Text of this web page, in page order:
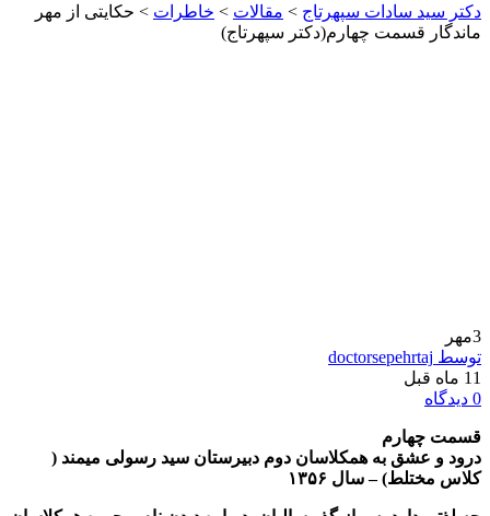
دکتر سید سادات سپهرتاج > مقالات > خاطرات > حکایتی از مهر
ماندگار قسمت چهارم(دکتر سپهرتاج)
3مهر
توسط doctorsepehrtaj
11 ماه قبل
0 دیدگاه
قسمت چهارم
درود و عشق به همکلاسان دوم دبیرستان سید رسولی میمند (
کلاس مختلط) – سال ۱۳۵۶